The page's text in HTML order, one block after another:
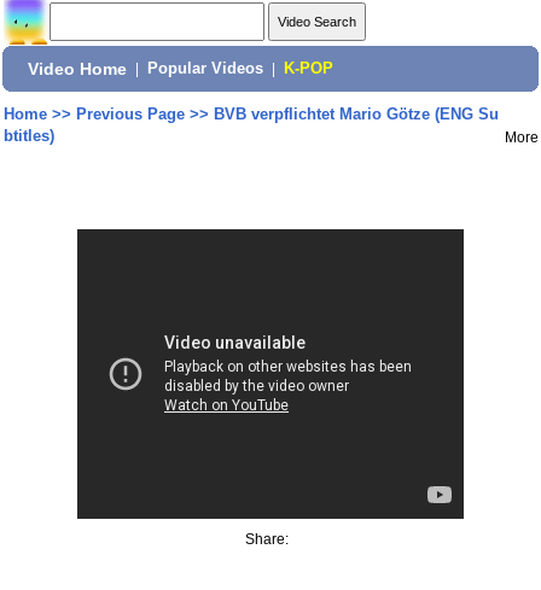
Video Home Popular Videos K-POP
Home>> Previous Page>> BVB verpflichtet Mario Götze (ENG Su
btitles)
More
Share: